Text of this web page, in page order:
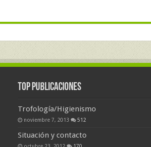
Top Publicaciones
Trofología/Higienismo
noviembre 7, 2013 512
Situación y contacto